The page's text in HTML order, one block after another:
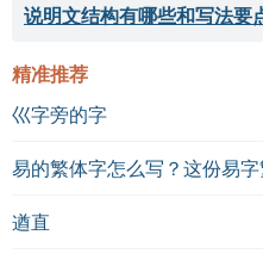
说明文结构有哪些和写法要
精准推荐
巛字旁的字
遒直